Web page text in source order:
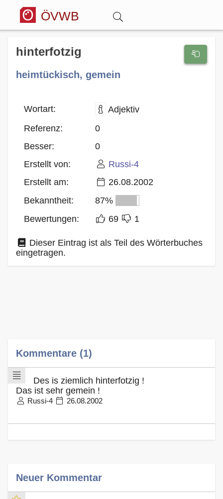
ÖVWB
Anmelden
Wörterbuch
Hitparade
Blog
hinterfotzig
heimtückisch, gemein
Wortart:
Adjektiv
Referenz:
0
Besser:
0
Erstellt von:
Russi-4
Erstellt am:
26.08.2002
Bekanntheit:
87%
Bewertungen:
69 1
Dieser Eintrag ist als Teil des Wörterbuches
eingetragen.
Kommentare (1)
Des is ziemlich hinterfotzig !
Das ist sehr gemein !
Russi-4 26.08.2002
Neuer Kommentar